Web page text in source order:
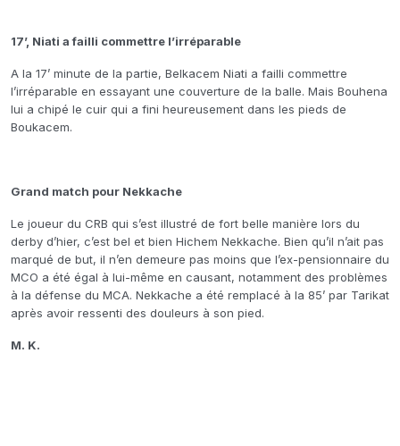
17’, Niati a failli commettre l’irréparable
A la 17’ minute de la partie, Belkacem Niati a failli commettre
l’irréparable en essayant une couverture de la balle. Mais Bouhena
lui a chipé le cuir qui a fini heureusement dans les pieds de
Boukacem.
Grand match pour Nekkache
Le joueur du CRB qui s’est illustré de fort belle manière lors du
derby d’hier, c’est bel et bien Hichem Nekkache. Bien qu’il n’ait pas
marqué de but, il n’en demeure pas moins que l’ex-pensionnaire du
MCO a été égal à lui-même en causant, notamment des problèmes
à la défense du MCA. Nekkache a été remplacé à la 85’ par Tarikat
après avoir ressenti des douleurs à son pied.
M. K.